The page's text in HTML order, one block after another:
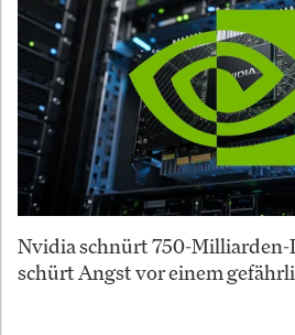
Nvidia schnürt 750-Milliarden-
schürt Angst vor einem